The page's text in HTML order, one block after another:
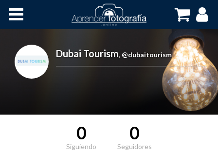
Cursos OnLine
Dubai Tourism, @dubaitourism
0
Siguiendo
0
Seguidores